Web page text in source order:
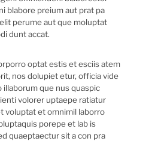
blabore preium aut prat pa
perume aut que moluptat
dunt accat.
optat estis et esciis atem
nos dolupiet etur, officia vide
que nus quaspic
volorer uptaepe ratiatur
voluptat et omnimil laborro
porepe et lab is
quaeptaectur sit a con pra